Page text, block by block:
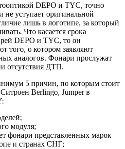
DEPO и TYC, точно
не уступает оригинальной
лишь в логотипе, за который
Что касается срока
DEPO и TYC, то он
того, о котором заявляют
аналогов. Фонари прослужат
отсутствия ДТП.
5 причин, по которым стоит
Berlingo, Jumper в
модуля;
фонари представленных марок
и странах СНГ;